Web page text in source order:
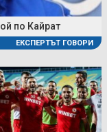
по Кайрат
ЕКСПЕРТЪТ ГОВОРИ